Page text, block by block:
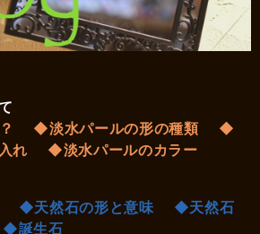
◆淡水パールの形の種類
◆
れ
◆淡水パールのカラー
◆天然石の形と意味
◆天然石
◆誕生石